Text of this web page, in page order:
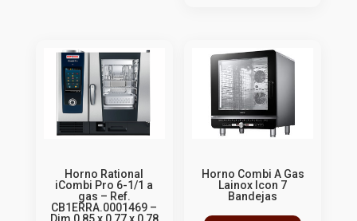
Horno Rational
iCombi Pro 6-1/1 a
gas – Ref.
CB1ERRA.0001469 –
Horno Combi A Gas
Lainox Icon 7
Bandejas